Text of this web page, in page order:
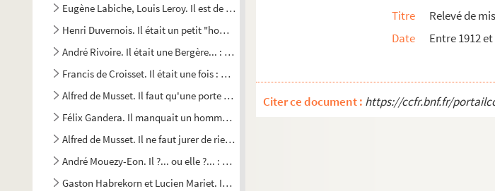
Eugène Labiche, Louis Leroy. Il est de la police : comédie en 1 acte. 1872
Henri Duvernois. Il était un petit "home" : comédie en 3 actes. 1919
André Rivoire. Il était une Bergère... : conte en 1 acte en vers. 1905
Francis de Croisset. Il était une fois : pièce en 3 actes. 1932
Alfred de Musset. Il faut qu'une porte soit ouverte ou fermée : proverbe en 1 acte. 1848
Félix Gandera. Il manquait un homme : comédie en 3 actes. 1929
Alfred de Musset. Il ne faut jurer de rien : comédie en 3 actes. 1848
André Mouezy-Eon. Il ?... ou elle ?... : comédie en 1 acte. 1903
Gaston Habrekorn et Lucien Mariet. IL pleut des auvergnats !... : vaudeville en 1 acte. 1899
Titre
Relevé de
Date
Entre 1912 et
Citer ce document : https://ccfr.bnf.fr/